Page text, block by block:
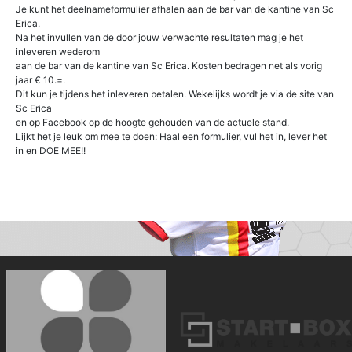
Je kunt het deelnameformulier afhalen aan de bar van de kantine van Sc
Erica.
Na het invullen van de door jouw verwachte resultaten mag je het
inleveren wederom
aan de bar van de kantine van Sc Erica. Kosten bedragen net als vorig
jaar € 10.=.
Dit kun je tijdens het inleveren betalen. Wekelijks wordt je via de site van
Sc Erica
en op Facebook op de hoogte gehouden van de actuele stand.
Lijkt het je leuk om mee te doen: Haal een formulier, vul het in, lever het
in en DOE MEE!!